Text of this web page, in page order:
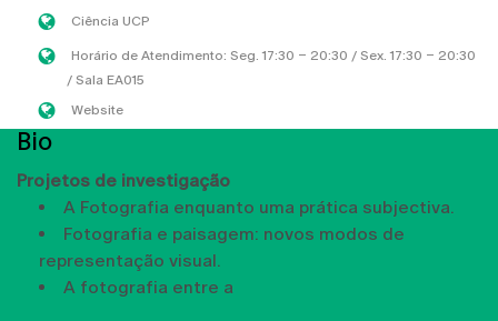
Ciência UCP
Horário de Atendimento: Seg. 17:30 – 20:30 / Sex. 17:30 – 20:30
/ Sala EA015
Website
Bio
Projetos de investigação
A Fotografia enquanto uma prática subjectiva.
Fotografia e paisagem: novos modos de
representação visual.
A fotografia entre a